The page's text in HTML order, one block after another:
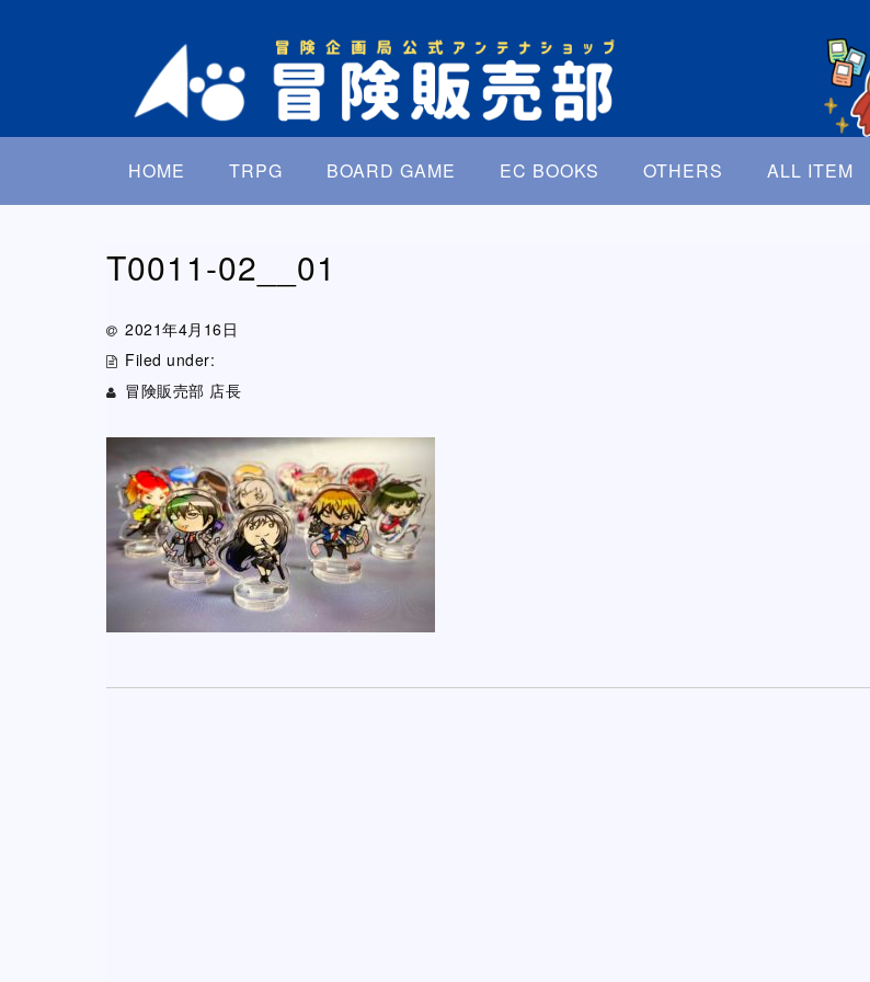
HOME TRPG BOARD GAME EC BOOKS OTHERS ALL ITEM
T0011-02__01
2021年4月16日
Filed under:
冒険販売部 店長